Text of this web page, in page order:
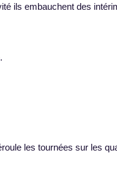
ils embauchent des
les tournées sur les